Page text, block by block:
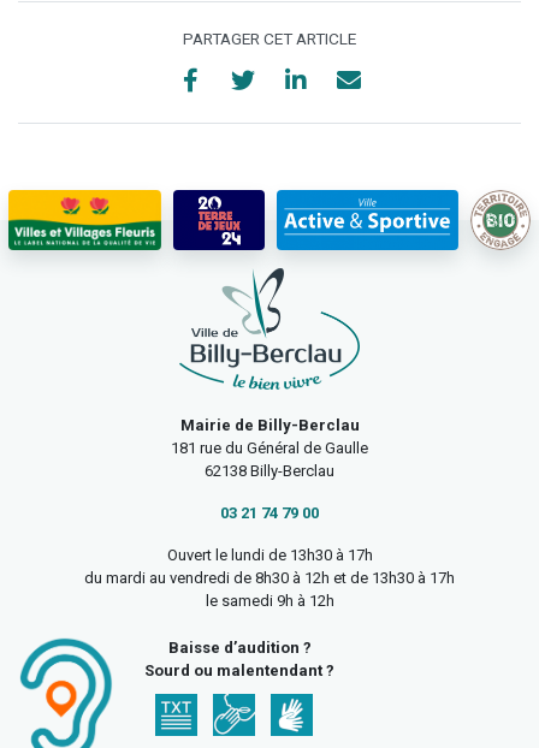
PARTAGER CET ARTICLE
Mairie de Billy-Berclau
181 rue du Général de Gaulle
62138 Billy-Berclau
03 21 74 79 00
Ouvert le lundi de 13h30 à 17h
du mardi au vendredi de 8h30 à 12h et de 13h30 à 17h
le samedi 9h à 12h
Baisse d’audition ?
Sourd ou malentendant ?